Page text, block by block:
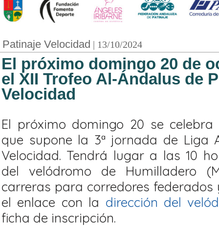
Patinaje Velocidad | 13/10/2024
El próximo domingo 20 de
el XII Trofeo Al-Ándalus de
Velocidad
El próximo domingo 20 se celebra
que supone la 3ª jornada de Liga
Velocidad. Tendrá lugar a las 10
del velódromo de Humilladero
carreras para corredores federados
el enlace con la dirección del
ficha de inscripción.